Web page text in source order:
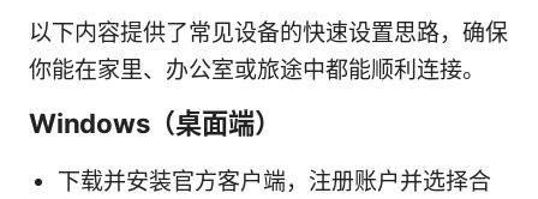
以下内容提供了常见设备的快速设置思路，确保
你能在家里、办公室或旅途中都能顺利连接。
Windows（桌面端）
下载并安装官方客户端，注册账户并选择合